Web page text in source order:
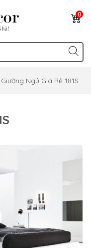
0
Giường Ngủ Giá Rẻ 181S